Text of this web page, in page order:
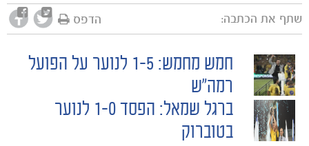
שתף את הכתבה: הדפס
POST
NAVIGATION
חמש מחמש: 1-5 לנוער על הפועל
רמה"ש
ברגל שמאל: הפסד 1-0 לנוער
בטוברוק